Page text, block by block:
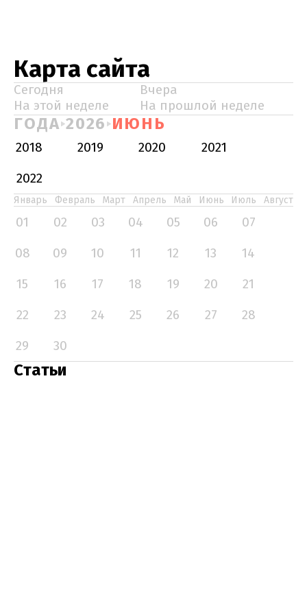
Карта сайта
Сегодня
Вчера
На этой неделе
На прошлой неделе
ГОДА 2026 ИЮНЬ
2018 2019 2020
2021
2022
Январь Февраль Март Апрель Май Июнь Июль Август
01 02 03 04 05 06
07
08
09 10 11 12 13
14
15
16 17 18 19 20
21
22
23 24 25 26 27
28
29
30
Статьи